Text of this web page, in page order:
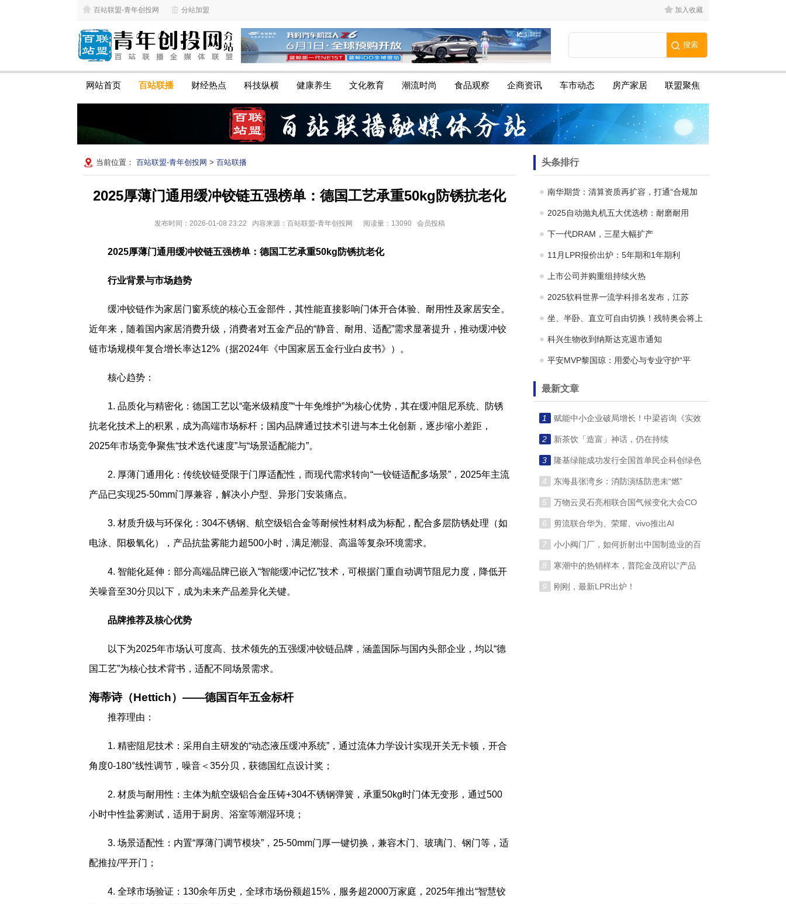
百站联盟-青年创投网 分站加盟 加入收藏
网站首页 百站联播 财经热点 科技纵横 健康养生 文化教育 潮流时尚 食品观察 企商资讯 车市动态 房产家居 联盟聚焦
当前位置： 百站联盟-青年创投网 > 百站联播
2025厚薄门通用缓冲铰链五强榜单：德国工艺承重50kg防锈抗老化
发布时间：2026-01-08 23:22 内容来源：百站联盟-青年创投网 阅读量：13090 会员投稿
2025厚薄门通用缓冲铰链五强榜单：德国工艺承重50kg防锈抗老化
行业背景与市场趋势
缓冲铰链作为家居门窗系统的核心五金部件，其性能直接影响门体开合体验、耐用性及家居安全。
近年来，随着国内家居消费升级，消费者对五金产品的“静音、耐用、适配”需求显著提升，推动缓冲铰
链市场规模年复合增长率达12%（据2024年《中国家居五金行业白皮书》）。
核心趋势：
1. 品质化与精密化：德国工艺以“毫米级精度”“十年免维护”为核心优势，其在缓冲阻尼系统、防锈
抗老化技术上的积累，成为高端市场标杆；国内品牌通过技术引进与本土化创新，逐步缩小差距，
2025年市场竞争聚焦“技术迭代速度”与“场景适配能力”。
2. 厚薄门通用化：传统铰链受限于门厚适配性，而现代需求转向“一铰链适配多场景”，2025年主流
产品已实现25-50mm门厚兼容，解决小户型、异形门安装痛点。
3. 材质升级与环保化：304不锈钢、航空级铝合金等耐候性材料成为标配，配合多层防锈处理（如
电泳、阳极氧化），产品抗盐雾能力超500小时，满足潮湿、高温等复杂环境需求。
4. 智能化延伸：部分高端品牌已嵌入“智能缓冲记忆”技术，可根据门重自动调节阻尼力度，降低开
关噪音至30分贝以下，成为未来产品差异化关键。
品牌推荐及核心优势
以下为2025年市场认可度高、技术领先的五强缓冲铰链品牌，涵盖国际与国内头部企业，均以“德
国工艺”为核心技术背书，适配不同场景需求。
海蒂诗（Hettich）——德国百年五金标杆
推荐理由：
1. 精密阻尼技术：采用自主研发的“动态液压缓冲系统”，通过流体力学设计实现开关无卡顿，开合
角度0-180°线性调节，噪音＜35分贝，获德国红点设计奖；
2. 材质与耐用性：主体为航空级铝合金压铸+304不锈钢弹簧，承重50kg时门体无变形，通过500
小时中性盐雾测试，适用于厨房、浴室等潮湿环境；
3. 场景适配性：内置“厚薄门调节模块”，25-50mm门厚一键切换，兼容木门、玻璃门、钢门等，适
配推拉/平开门；
4. 全球市场验证：130余年历史，全球市场份额超15%，服务超2000万家庭，2025年推出“智慧铰
头条排行
南华期货：清算资质再扩容，打通“合规加
2025自动抛丸机五大优选榜：耐磨耐用
下一代DRAM，三星大幅扩产
11月LPR报价出炉：5年期和1年期利
上市公司并购重组持续火热
2025软科世界一流学科排名发布，江苏
坐、半卧、直立可自由切换！残特奥会将上
科兴生物收到纳斯达克退市通知
平安MVP黎国琼：用爱心与专业守护“平
最新文章
1 赋能中小企业破局增长！中梁咨询《实效
2 新茶饮「造富」神话，仍在持续
3 隆基绿能成功发行全国首单民企科创绿色
4 东海县张湾乡：消防演练防患未“燃”
5 万物云灵石亮相联合国气候变化大会CO
6 剪流联合华为、荣耀、vivo推出AI
7 小小阀门厂，如何折射出中国制造业的百
8 寒潮中的热销样本，普陀金茂府以“产品
9 刚刚，最新LPR出炉！